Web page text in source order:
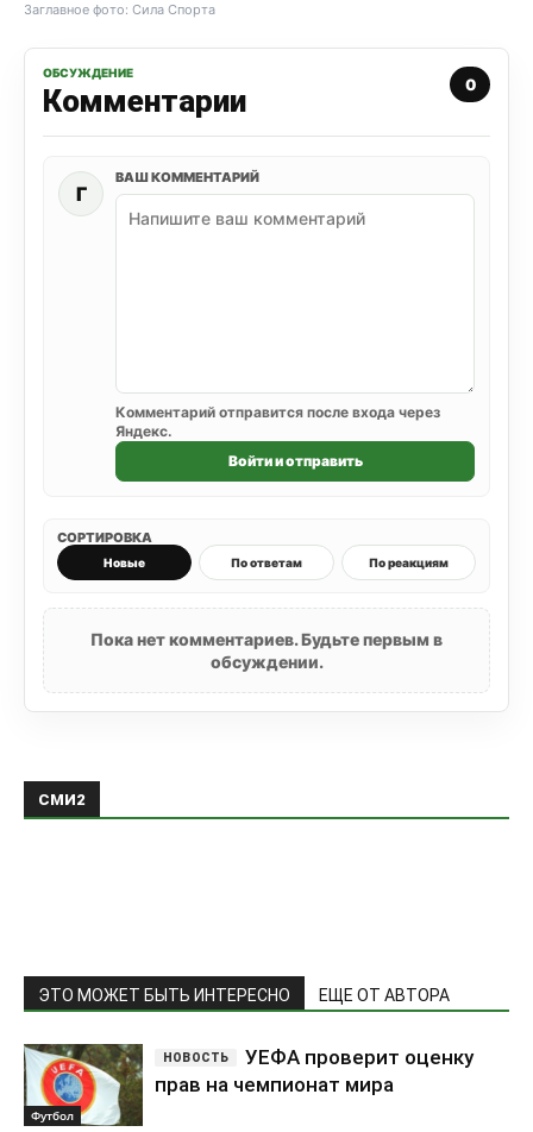
Заглавное фото: Сила Спорта
ОБСУЖДЕНИЕ
Комментарии 0
Г
ВАШ КОММЕНТАРИЙ
Комментарий отправится после входа через
Яндекс.
Войти и отправить
СОРТИРОВКА
Новые По ответам По реакциям
Пока нет комментариев. Будьте первым в
обсуждении.
СМИ2
ЭТО МОЖЕТ БЫТЬ ИНТЕРЕСНО ЕЩЕ ОТ АВТОРА
Футбол
УЕФА проверит оценку
прав на чемпионат мира